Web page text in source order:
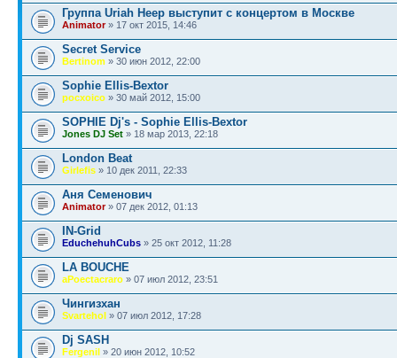
Группа Uriah Heep выступит с концертом в Москве
Animator» 17 окт 2015, 14:46
Secret Service
Bertinom » 30 июн 2012, 22:00
Sophie Ellis-Bextor
pocxoico » 30 май 2012, 15:00
SOPHIE Dj's - Sophie Ellis-Bextor
Jones DJ Set » 18 мар 2013, 22:18
London Beat
Girlefis » 10 дек 2011, 22:33
Аня Семенович
Animator» 07 дек 2012, 01:13
IN-Grid
EduchehuhCubs » 25 окт 2012, 11:28
LA BOUCHE
aPoectacraro » 07 июл 2012, 23:51
Чингизхан
Svartehol » 07 июл 2012, 17:28
Dj SASH
Fergenil » 20 июн 2012, 10:52